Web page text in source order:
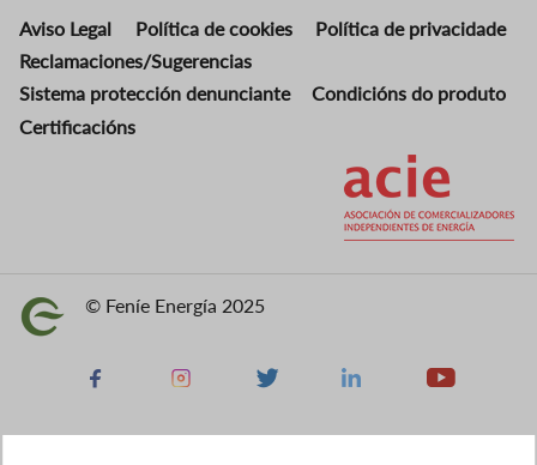
Aviso Legal Política de cookies
Política de privacidade
Reclamaciones/Sugerencias
Sistema protección denunciante
Condicións do produto
Certificacións
Imaxe © Feníe Energía 2025
Facebook Instagram X Linkedin Youtube